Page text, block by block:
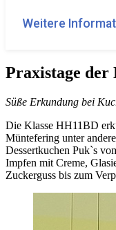
Weitere
Praxistage der
Süße Erkundung bei
Die Klasse HH11BD
Müntefering unter
Dessertkuchen Puk`s
Impfen mit Creme,
Zuckerguss bis zum